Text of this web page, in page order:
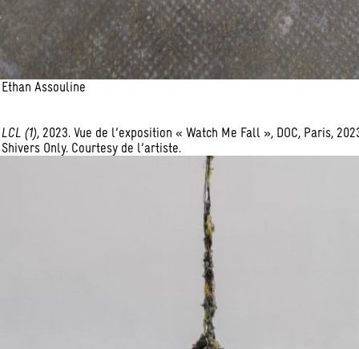
Ethan Assouline
LCL (1), 2023. Vue de l’exposition « Watch Me Fall », DOC, Paris,
Shivers Only. Courtesy de l’artiste.